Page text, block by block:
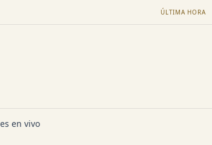
ÚLTIMA HORA
en vivo